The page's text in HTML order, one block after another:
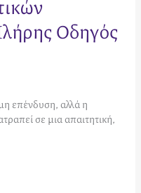
Οδηγός
επένδυση, αλλά η
σε μια απαιτητική,